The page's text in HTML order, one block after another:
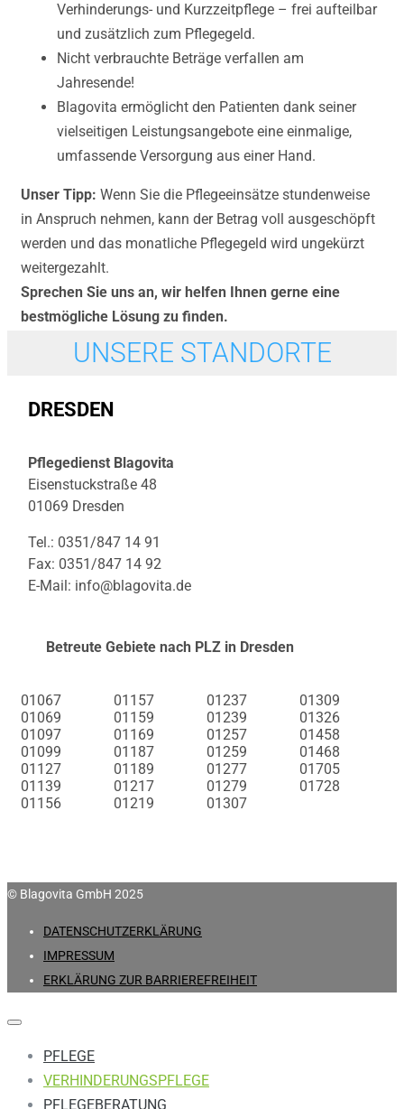
Verhinderungs- und Kurzzeitpflege – frei aufteilbar
und zusätzlich zum Pflegegeld.
Nicht verbrauchte Beträge verfallen am
Jahresende!
Blagovita ermöglicht den Patienten dank seiner
vielseitigen Leistungsangebote eine einmalige,
umfassende Versorgung aus einer Hand.
Unser Tipp: Wenn Sie die Pflegeeinsätze stundenweise
in Anspruch nehmen, kann der Betrag voll ausgeschöpft
werden und das monatliche Pflegegeld wird ungekürzt
weitergezahlt.
Sprechen Sie uns an, wir helfen Ihnen gerne eine
bestmögliche Lösung zu finden.
UNSERE STANDORTE
DRESDEN
Pflegedienst Blagovita
Eisenstuckstraße 48
01069 Dresden
Tel.: 0351/847 14 91
Fax: 0351/847 14 92
E-Mail: info@blagovita.de
Betreute Gebiete nach PLZ in Dresden
01067
01069
01097
01099
01127
01139
01156
01157
01159
01169
01187
01189
01217
01219
01237
01239
01257
01259
01277
01279
01307
01309
01326
01458
01468
01705
01728
© Blagovita GmbH 2025
DATENSCHUTZERKLÄRUNG
IMPRESSUM
ERKLÄRUNG ZUR BARRIEREFREIHEIT
PFLEGE
VERHINDERUNGSPFLEGE
PFLEGEBERATUNG